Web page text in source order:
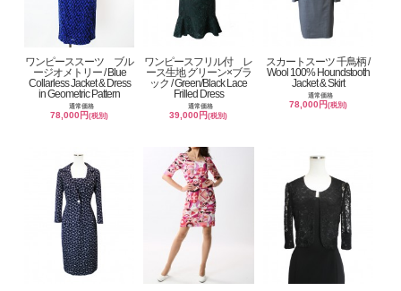
ワンピーススーツ ブル
ージオメトリー / Blue
Collarless Jacket & Dress
in Geometric Pattern
通常価格
78,000円(税別)
ワンピースフリル付 レ
ース生地 グリーン×ブラ
ック / Green/Black Lace
Frilled Dress
通常価格
39,000円(税別)
スカートスーツ 千鳥柄 /
Wool 100% Houndstooth
Jacket & Skirt
通常価格
78,000円 (税別)